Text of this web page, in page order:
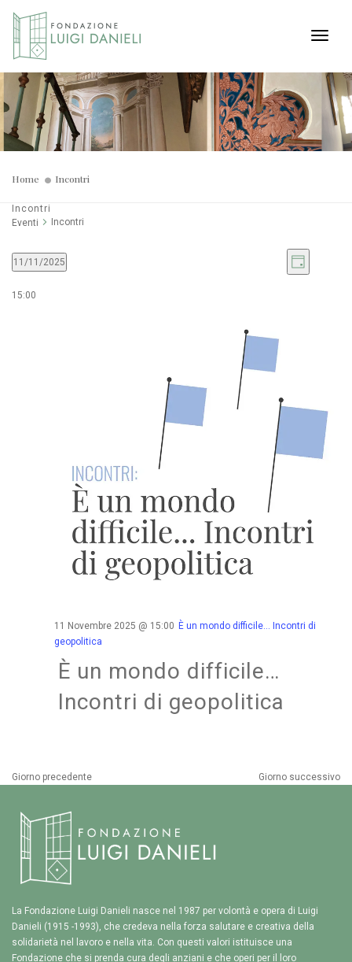
Home Incontri
Incontri
Eventi
Incontri
Viste
Giorno
11/11/2025
la
15:00
11 Novembre 2025 @ 15:00 È un mondo difficile… Incontri di
geopolitica
È un mondo difficile…
Incontri di geopolitica
Giorno precedente Giorno successivo
La Fondazione Luigi Danieli nasce nel 1987 per volontà e opera di Luigi
Danieli (1915 -1993), che credeva nella forza salutare e creativa della
solidarietà nel lavoro e nella vita. Con questi valori istituisce una
Fondazione che si prenda cura degli anziani e che operi per il loro